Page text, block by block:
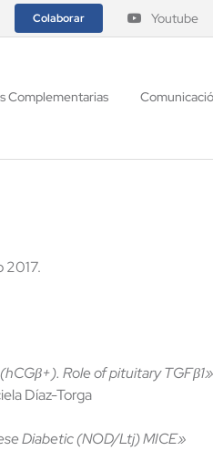
Colaborar Youtube
Complementarias
2017.
Role of pituitary TGFβ1»
Díaz-Torga
Diabetic (NOD/Ltj) MICE»